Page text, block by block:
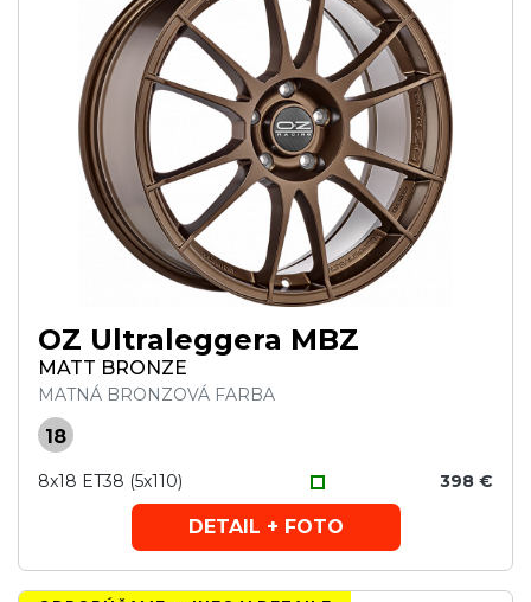
OZ Ultraleggera MBZ
MATT BRONZE
MATNÁ BRONZOVÁ FARBA
18
8x18 ET38 (5x110) 398 €
DETAIL + FOTO